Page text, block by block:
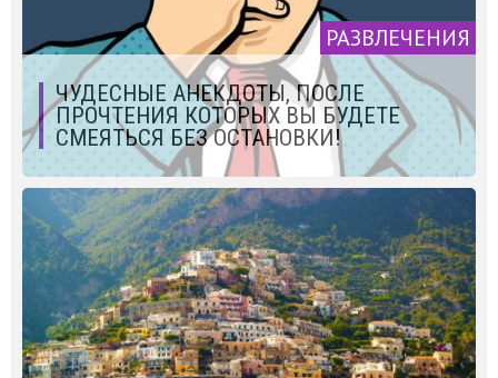
РАЗВЛЕЧЕНИЯ
ЧУДЕСНЫЕ АНЕКДОТЫ, ПОСЛЕ
ПРОЧТЕНИЯ КОТОРЫХ ВЫ БУДЕТЕ
СМЕЯТЬСЯ БЕЗ ОСТАНОВКИ!